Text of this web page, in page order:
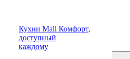
Кухни Mall Комфорт,
доступный
каждому